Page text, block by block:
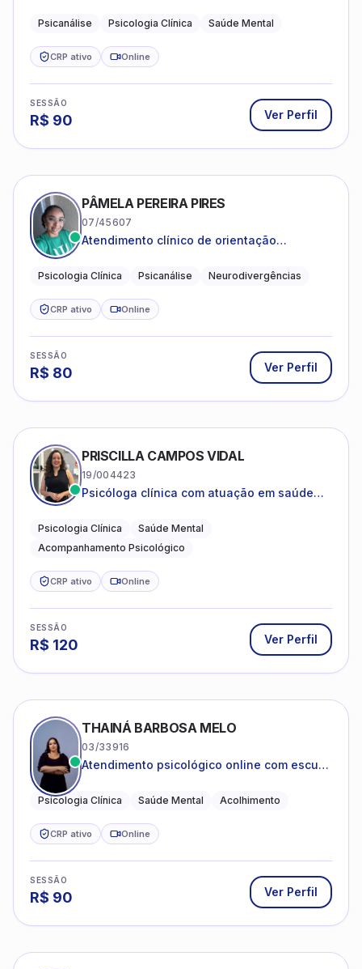
Psicanálise Psicologia Clínica Saúde Mental
CRP ativo Online
SESSÃO
R$ 90 Ver Perfil
PÂMELA PEREIRA PIRES
07/45607
Atendimento clínico de orientação
crianças neurotípicas
Psicologia Clínica Psicanálise Neurodivergências
CRP ativo Online
SESSÃO
R$ 80 Ver Perfil
PRISCILLA CAMPOS VIDAL
19/004423
Psicóloga clínica com atuação em saúde
Psicologia Clínica
Saúde Mental
Acompanhamento Psicológico
CRP ativo Online
SESSÃO
R$ 120 Ver Perfil
THAINÁ BARBOSA MELO
03/33916
Atendimento psicológico online com escuta
emocional
Psicologia Clínica Saúde Mental Acolhimento
CRP ativo Online
SESSÃO
R$ 90 Ver Perfil